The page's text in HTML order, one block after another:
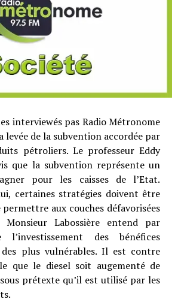
interviewés pas Radio Métronome
de la subvention accordée par
pétroliers. Le professeur Eddy
que la subvention représente un
pour les caisses de l’Etat.
certaines stratégies doivent être
permettre aux couches défavorisées
Labossière entend par
l’investissement des bénéfices
plus vulnérables. Il est contre
que le diesel soit augementé de
prétexte qu’il est utilisé par les